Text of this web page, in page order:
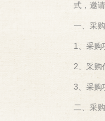
式，邀
一、采
1、采购
2、采购
3、采购
二、采